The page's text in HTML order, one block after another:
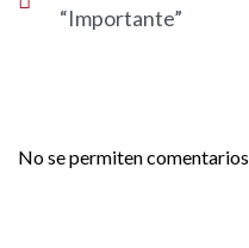
“Importante”
No se permiten comentarios